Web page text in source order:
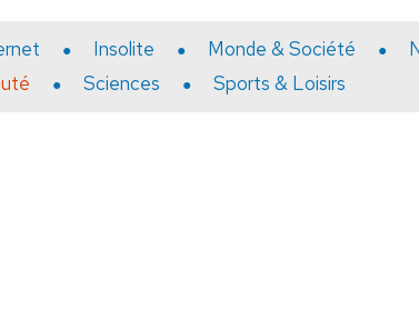
Insolite Monde & Société
Sciences Sports & Loisirs